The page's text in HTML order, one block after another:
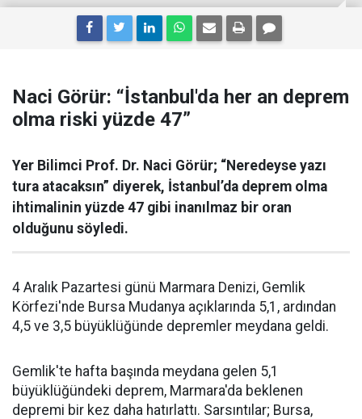
Naci Görür: “İstanbul'da her an deprem
olma riski yüzde 47”
Yer Bilimci Prof. Dr. Naci Görür; “Neredeyse yazı
tura atacaksın” diyerek, İstanbul’da deprem olma
ihtimalinin yüzde 47 gibi inanılmaz bir oran
olduğunu söyledi.
4 Aralık Pazartesi günü Marmara Denizi, Gemlik
Körfezi'nde Bursa Mudanya açıklarında 5,1, ardından
4,5 ve 3,5 büyüklüğünde depremler meydana geldi.
Gemlik'te hafta başında meydana gelen 5,1
büyüklüğündeki deprem, Marmara'da beklenen
depremi bir kez daha hatırlattı. Sarsıntılar; Bursa,